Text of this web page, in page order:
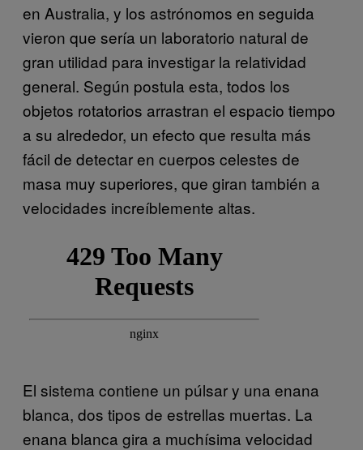
en Australia, y los astrónomos en seguida
vieron que sería un laboratorio natural de
gran utilidad para investigar la relatividad
general. Según postula esta, todos los
objetos rotatorios arrastran el espacio tiempo
a su alrededor, un efecto que resulta más
fácil de detectar en cuerpos celestes de
masa muy superiores, que giran también a
velocidades increíblemente altas.
El sistema contiene un púlsar y una enana
blanca, dos tipos de estrellas muertas. La
enana blanca gira a muchísima velocidad